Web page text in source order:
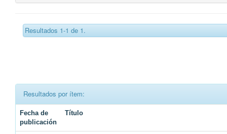
Resultados 1-1 de 1.
Resultados por ítem:
Fecha de
publicación
Título